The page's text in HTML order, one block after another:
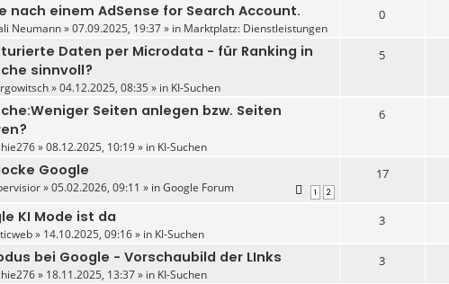
nach einem AdSense for Search Account.
Neumann» 07.09.2025, 19:37 » in Marktplatz: Dienstleistungen
0
Daten per Microdata - für Ranking in
sinnvoll?
» 04.12.2025, 08:35 » in KI-Suchen
5
Seiten anlegen bzw. Seiten
» 08.12.2025, 10:19 » in KI-Suchen
6
Google
» 05.02.2026, 09:11 » inGoogle Forum 1 2
17
KI Mode ist da
» 14.10.2025, 09:16 » in KI-Suchen
3
bei Google - Vorschaubild der LInks
» 18.11.2025, 13:37 » in KI-Suchen
3